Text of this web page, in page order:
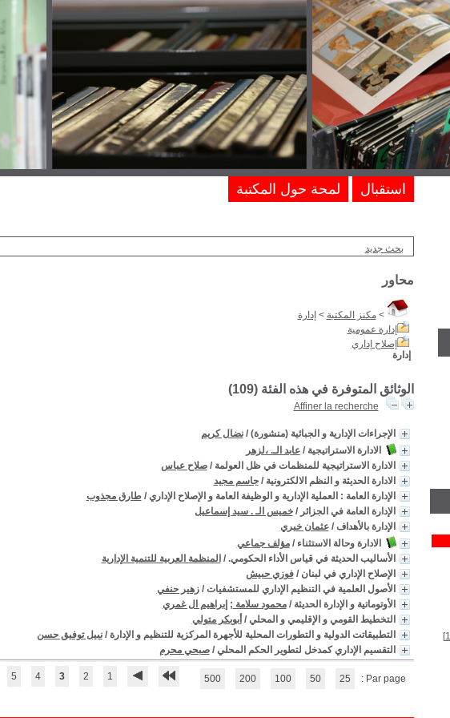
بحث جديد
محاور
>مكنز المكتبة > إدارة
إدارة عمومية
إصلاح إداري
إدارة
الوثائق المتوفرة في هذه الفئة (109
)
Affiner la recherche
الإجراءات الإدارية و الجبائية (منشورة) /نضال كريم
الادارة الاستراتيجية /عابد الـ. ،لزهر
الادارة الاستراتيجية للمنظمات في ظل العولمة /صلاح عباس
الادارة الحديثة و النظم الالكترونية /جاسم مجيد
الإدارة العامة : العملية الإدارية و الوظيفة العامة و الإصلاح الإداري /طارق مجذوب
الإدارة العامة في الجزائر /خميس الـ . سيد إسماعيل
الإدارة بالأهداف /عثمان خيري
الادارة وحالة الاستثناء /مؤلف جماعي
الأساليب الحديثة في قياس الأداء الحكومي. / المنظمة العربية للتنمية الإدارية
الإصلاح الإداري في لبنان /فوزي حبيش
الأصول العلمية في التنظيم الإداري للمستشفيات /زهير حنفي
الأوتوماتية و الإدارة الحديثة /محمود سلامة ; إبراهيم ال غمري
التخطيط القومي و الإقليمي و المحلي / أبوبكر متولي
التطبيقاتت الدولية و التطورات المحلية للأجهرة المركزية للتنظيم و الإدارة /نبيل توفيق حسن
التقسيم الإداري كمدخل لتطوير الحكم المحلي /صبحي محرم
1
2
3
4
5 Par page :
25
50
100
200
500
استقبال لمحة حول المكتبة